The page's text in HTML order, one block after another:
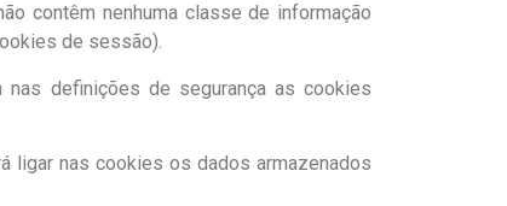
contêm nenhuma classe de informação
de sessão).
nas definições de segurança as cookies
ligar nas cookies os dados armazenados